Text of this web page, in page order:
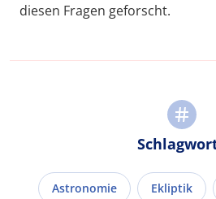
diesen Fragen geforscht.
Astronomie Ekliptik